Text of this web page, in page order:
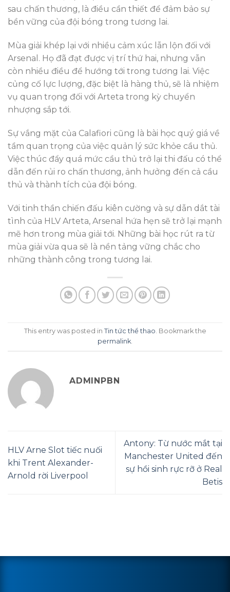
sau chấn thương, là điều cần thiết để đảm bảo sự
bền vững của đội bóng trong tương lai.
Mùa giải khép lại với nhiều cảm xúc lẫn lộn đối với
Arsenal. Họ đã đạt được vị trí thứ hai, nhưng vẫn
còn nhiều điều để hướng tới trong tương lai. Việc
củng cố lực lượng, đặc biệt là hàng thủ, sẽ là nhiệm
vụ quan trọng đối với Arteta trong kỳ chuyển
nhượng sắp tới.
Sự vắng mặt của Calafiori cũng là bài học quý giá về
tầm quan trọng của việc quản lý sức khỏe cầu thủ.
Việc thúc đẩy quá mức cầu thủ trở lại thi đấu có thể
dẫn đến rủi ro chấn thương, ảnh hưởng đến cả cầu
thủ và thành tích của đội bóng.
Với tinh thần chiến đấu kiên cường và sự dẫn dắt tài
tình của HLV Arteta, Arsenal hứa hẹn sẽ trở lại mạnh
mẽ hơn trong mùa giải tới. Những bài học rút ra từ
mùa giải vừa qua sẽ là nền tảng vững chắc cho
những thành công trong tương lai.
This entry was posted in Tin tức thể thao. Bookmark the
permalink.
ADMINPBN
HLV Arne Slot tiếc nuối
khi Trent Alexander-
Arnold rời Liverpool
Antony: Từ nước mắt tại
Manchester United đến
sự hồi sinh rực rỡ ở Real
Betis